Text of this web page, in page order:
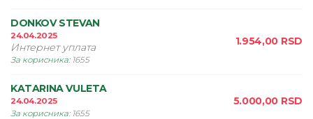
DONKOV STEVAN
24.04.2025
Интернет уплата
За корисника: 1655
1.954,00 RSD
KATARINA VULETA
24.04.2025
За корисника: 1655
5.000,00 RSD